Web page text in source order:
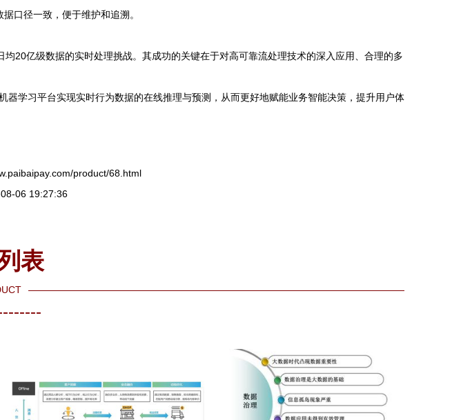
口径一致，便于维护和追溯。
20亿级数据的实时处理挑战。其成功的关键在于对高可靠流处理技术的深入应用、合理的多
学习平台实现实时行为数据的在线推理与预测，从而更好地赋能业务智能决策，提升用户体
product/68.html
06 19:27:36
表